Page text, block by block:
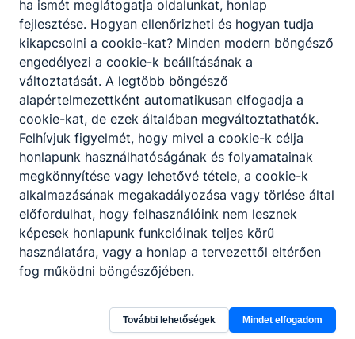
beüzemeli a munkavégzéshez szükséges
gépeket, ellenőrzi a gépeken a
tanúsítványok érvényességét;
előkészíti a munkadarabokat, elvégzi a
szükséges vágásokat, darabolásokat,
illetve a hegesztést;
önellenőrzést végez a munka megkezdése
előtt és közben;
művelet befejezése után a rendelkezésre
álló diagnosztikai eljárásokkal ellenőrzi az
elvégzett munka minőségét, a varrat hibáit
javítja;
betartja és betartatja a munkabiztonsági
és környezetvédelmi előírásokat.
ha ismét meglátogatja oldalunkat, honlap
fejlesztése. Hogyan ellenőrizheti és hogyan tudja
kikapcsolni a cookie-kat? Minden modern böngésző
engedélyezi a cookie-k beállításának a
változtatását. A legtöbb böngésző
alapértelmezettként automatikusan elfogadja a
cookie-kat, de ezek általában megváltoztathatók.
Felhívjuk figyelmét, hogy mivel a cookie-k célja
honlapunk használhatóságának és folyamatainak
megkönnyítése vagy lehetővé tétele, a cookie-k
alkalmazásának megakadályozása vagy törlése által
előfordulhat, hogy felhasználóink nem lesznek
képesek honlapunk funkcióinak teljes körű
használatára, vagy a honlap a tervezettől eltérően
fog működni böngészőjében.
További lehetőségek Mindet elfogadom